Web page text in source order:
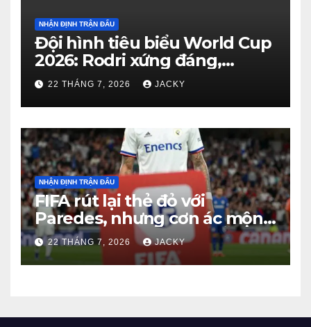
NHẬN ĐỊNH TRẬN ĐẤU
Đội hình tiêu biểu World Cup
2026: Rodri xứng đáng,
Haaland viết cổ tích, Vozinha
gây bất ngờ
22 THÁNG 7, 2026 JACKY
NHẬN ĐỊNH TRẬN ĐẤU
FIFA rút lại thẻ đỏ với
Paredes, nhưng cơn ác mộng
kỷ luật của Argentina vẫn
chưa kết thúc
22 THÁNG 7, 2026 JACKY